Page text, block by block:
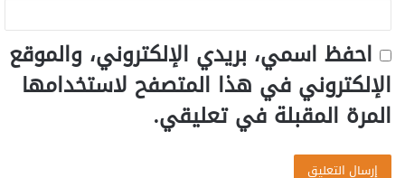
احفظ اسمي، بريدي الإلكتروني، والموقع
الإلكتروني في هذا المتصفح لاستخدامها
المرة المقبلة في تعليقي.